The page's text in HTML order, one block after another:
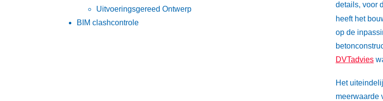
Uitvoeringsgereed Ontwerp
BIM clashcontrole
details, voor
heeft het
op de
DVTadvies
Het
meerwaarde